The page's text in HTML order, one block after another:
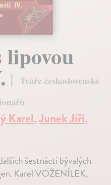
Tváře československé
Karel,Junek Jiří,
šestnácti bývalých
Karel VOŽENÍLEK,